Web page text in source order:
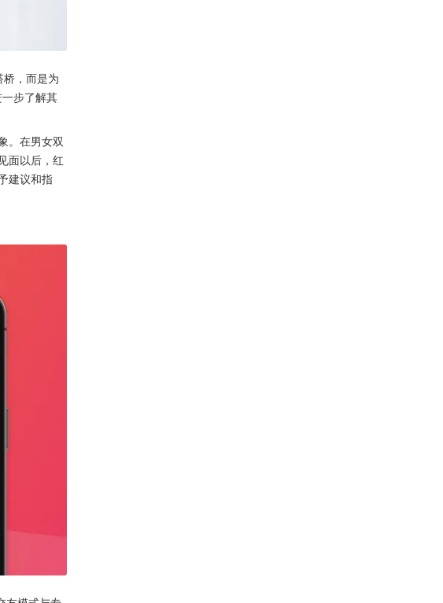
，而是为
步了解其
。在男女双
面以后，红
建议和指